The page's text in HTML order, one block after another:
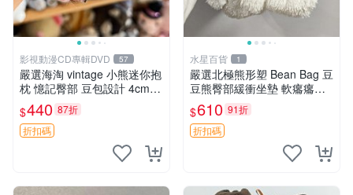
影視動漫CD專輯DVD 57
嚴選海淘 vintage 小熊迷你抱
枕 憶記臀部 豆包設計 4cm
高 推薦收藏 迷你豆包小熊、
高臀部、豆袋抱枕
$440 87折
折扣碼
水星百貨 1
嚴選北極熊形塑 Bean Bag 豆
豆熊臀部緩衝坐墊 軟癟癟舒
壓設計 保暖又實用 適合久坐
放松 推薦居家使用 RUSS系
列 豆豆熊屁屁坐墊 3D顆粒結
$610 91折
折扣碼